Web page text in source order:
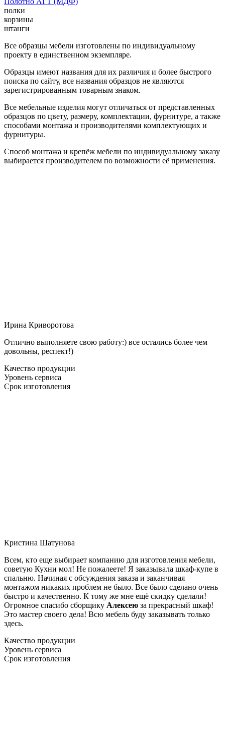
полки
корзины
штанги
Все образцы мебели изготовлены по индивидуальному
проекту в единственном экземпляре.
Образцы имеют названия для их различия и более быстрого
поиска по сайту, все названия образцов не являются
зарегистрированным товарным знаком.
Все мебельные изделия могут отличаться от представленных
образцов по цвету, размеру, комплектации, фурнитуре, а также
способами монтажа и производителями комплектующих и
фурнитуры.
Способ монтажа и крепёж мебели по индивидуальному заказу
выбирается производителем по возможности её применения.
Ирина Криворотова
Отлично выполняете свою работу:) все остались более чем
довольны, респект!)
Качество продукции
Уровень сервиса
Срок изготовления
Кристина Шатунова
Всем, кто еще выбирает компанию для изготовления мебели,
советую Кухни мол! Не пожалеете! Я заказывала шкаф-купе в
спальню. Начиная с обсуждения заказа и заканчивая
монтажом никаких проблем не было. Все было сделано очень
быстро и качественно. К тому же мне ещё скидку сделали!
Огромное спасибо сборщику Алексею за прекрасный шкаф!
Это мастер своего дела! Всю мебель буду заказывать только
здесь.
Качество продукции
Уровень сервиса
Срок изготовления